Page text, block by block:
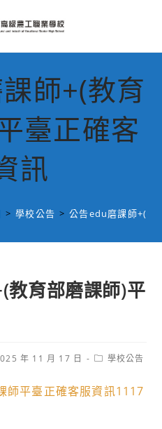
師+(教育
臺正確客
訊
> 學校公告 > 公告edu磨課師+(教
育部磨課師)平
年 11 月 17 日
Post學校公告
師平臺正確客服資訊1117